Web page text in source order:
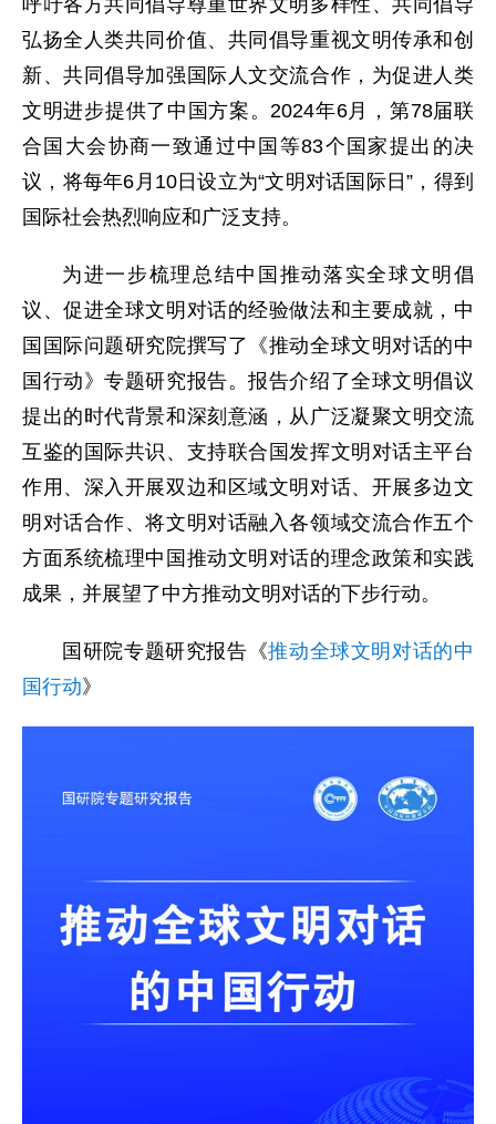
呼吁各方共同倡导尊重世界文明多样性、共同倡导
弘扬全人类共同价值、共同倡导重视文明传承和创
新、共同倡导加强国际人文交流合作，为促进人类
文明进步提供了中国方案。2024年6月，第78届联
合国大会协商一致通过中国等83个国家提出的决
议，将每年6月10日设立为“文明对话国际日”，得到
国际社会热烈响应和广泛支持。
为进一步梳理总结中国推动落实全球文明倡
议、促进全球文明对话的经验做法和主要成就，中
国国际问题研究院撰写了《推动全球文明对话的中
国行动》专题研究报告。报告介绍了全球文明倡议
提出的时代背景和深刻意涵，从广泛凝聚文明交流
互鉴的国际共识、支持联合国发挥文明对话主平台
作用、深入开展双边和区域文明对话、开展多边文
明对话合作、将文明对话融入各领域交流合作五个
方面系统梳理中国推动文明对话的理念政策和实践
成果，并展望了中方推动文明对话的下步行动。
国研院专题研究报告《推动全球文明对话的中
国行动》